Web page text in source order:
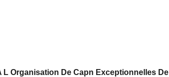
L Organisation De Capn Exceptionnelles De